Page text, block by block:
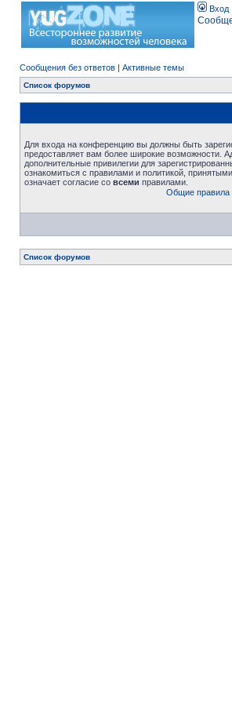
Вход
Сообщения без ответов | Активные темы
Список форумов
Для входа на конференцию вы должны быть
предоставляет вам более широкие возможности.
дополнительные привилегии для
ознакомиться с правилами и политикой,
означает согласие со всеми правилами.
Общие правила
Список форумов